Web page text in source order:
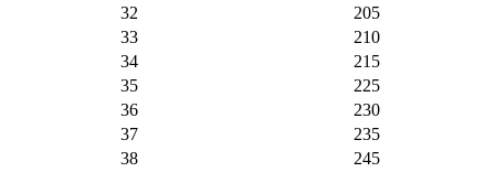
32
205
33
210
34
215
35
225
36
230
37
235
38
245